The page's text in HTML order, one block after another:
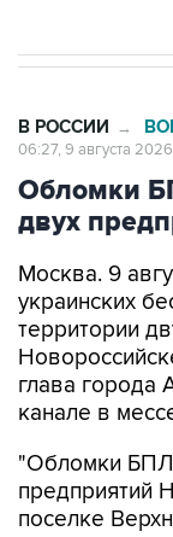
Обломки
двух
Москва. 9
территории
глава города
канале в
"Обломки
поселке
падения
возгорание